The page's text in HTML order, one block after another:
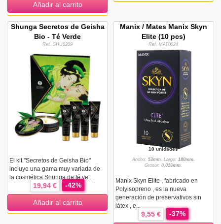
Añadir al carrito
Shunga Secretos de Geisha
Bio - Té Verde
Ref. SHU0209
El kit "Secretos de Geisha Bio"
incluye una gama muy variada de
la cosmética Shunga de té ve...
19,94 € -42%
Añadir al carrito
Manix / Mates Manix Skyn
Elite (10 pcs)
Ref. MAT0024
10 unidades
Ancho: 53mm. Largo: 180mm.
Grosor:0,016mm.
Manix Skyn Elite , fabricado en
Polyisopreno , es la nueva
generación de preservativos sin
látex , e...
9,55 € -37%